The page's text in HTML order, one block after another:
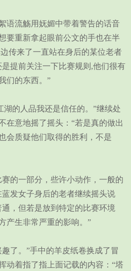
流觞用妩媚中带着警告的话音
要重新拿起眼前公文的手也在半
传来了一直站在身后的某位老者
提前关注一下比赛规则,他们很有
们的东西。”
的人品我还是信任的。”继续处
在意地摇了摇头：“若是真的做出
会质疑他们取得的胜利，不是
的一部分，些许小动作，一般的
发女子身后的老者继续摇头说
，但若是放到特定的比赛环境
产生非常严重的影响。”
。”手中的羊皮纸卷换成了冒
动着指了指上面记载的内容：“塔